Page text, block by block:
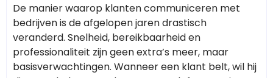
De manier waarop klanten communiceren met
bedrijven is de afgelopen jaren drastisch
veranderd. Snelheid, bereikbaarheid en
professionaliteit zijn geen extra’s meer, maar
basisverwachtingen. Wanneer een klant belt, wil hij